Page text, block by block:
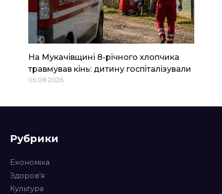
На Мукачівщині 8-річного хлопчика
травмував кінь: дитину госпіталізували
05.08.2026
Рубрики
Економіка
Здоров’я
Культура